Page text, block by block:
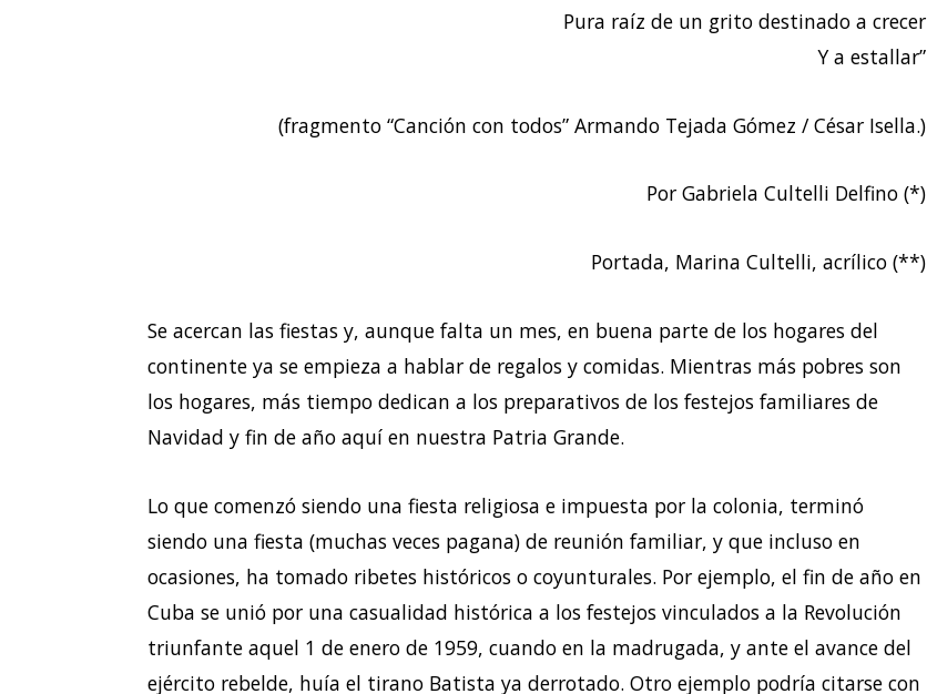
Pura raíz de un grito destinado a crecer
Y a estallar”
(fragmento “Canción con todos” Armando Tejada Gómez / César Isella.)
Por Gabriela Cultelli Delfino (*)
Portada, Marina Cultelli, acrílico (**)
Se acercan las fiestas y, aunque falta un mes, en buena parte de los hogares del
continente ya se empieza a hablar de regalos y comidas. Mientras más pobres son
los hogares, más tiempo dedican a los preparativos de los festejos familiares de
Navidad y fin de año aquí en nuestra Patria Grande.
Lo que comenzó siendo una fiesta religiosa e impuesta por la colonia, terminó
siendo una fiesta (muchas veces pagana) de reunión familiar, y que incluso en
ocasiones, ha tomado ribetes históricos o coyunturales. Por ejemplo, el fin de año en
Cuba se unió por una casualidad histórica a los festejos vinculados a la Revolución
triunfante aquel 1 de enero de 1959, cuando en la madrugada, y ante el avance del
ejército rebelde, huía el tirano Batista ya derrotado. Otro ejemplo podría citarse con